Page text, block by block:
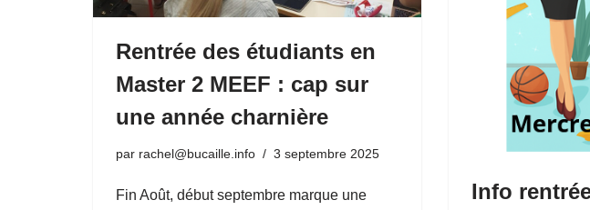
Rentrée des étudiants en
Master 2 MEEF : cap sur
une année charnière
par rachel@bucaille.info 3 septembre 2025
Fin Août, début septembre marque une
Info